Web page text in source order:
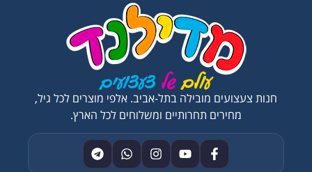
חנות צעצועים מובילה בתל-אביב. אלפי מוצרים לכל גיל,
מחירים תחרותיים ומשלוחים לכל הארץ.